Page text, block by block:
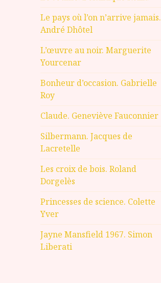
Le pays où l’on n’arrive jamais.
André Dhôtel
L’œuvre au noir. Marguerite
Yourcenar
Bonheur d’occasion. Gabrielle
Roy
Claude. Geneviève Fauconnier
Silbermann. Jacques de
Lacretelle
Les croix de bois. Roland
Dorgelès
Princesses de science. Colette
Yver
Jayne Mansfield 1967. Simon
Liberati